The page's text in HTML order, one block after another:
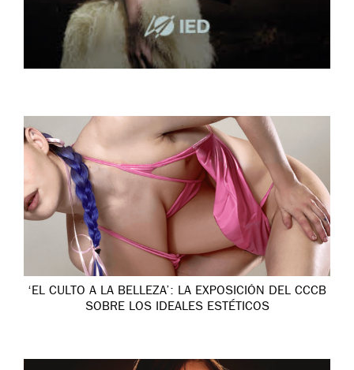
‘EL CULTO A LA BELLEZA’: LA EXPOSICIÓN DEL CCCB
SOBRE LOS IDEALES ESTÉTICOS